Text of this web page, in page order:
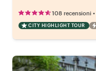
108 recensioni •
CITY HIGHLIGHT TOUR